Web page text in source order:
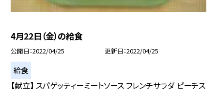
4月22日（金）の給食
公開日 2022/04/25 更新日 2022/04/25
給食
【献立】 スパゲッティーミートソース フレンチサラダ ピーチス